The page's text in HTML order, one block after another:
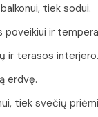
tiek sodui.
poveikiui ir
ir terasos interjero.
erdvę.
tiek svečių